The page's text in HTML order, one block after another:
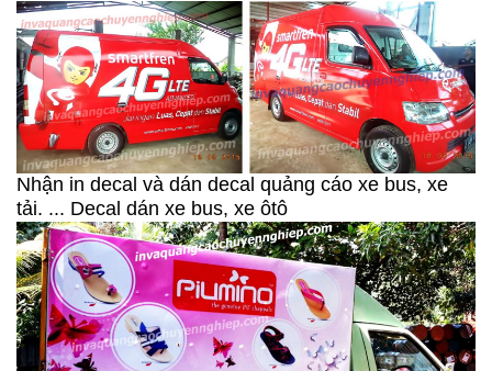
Nhận in decal và dán decal quảng cáo xe bus, xe
tải. ... Decal dán xe bus, xe ôtô